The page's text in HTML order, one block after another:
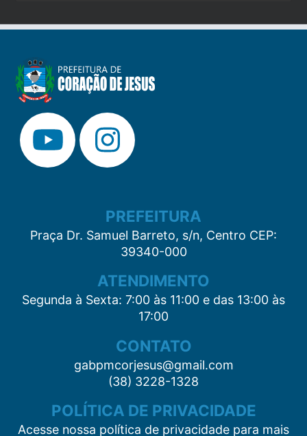
PREFEITURA
Praça Dr. Samuel Barreto, s/n, Centro CEP:
39340-000
ATENDIMENTO
Segunda à Sexta: 7:00 às 11:00 e das 13:00 às
17:00
CONTATO
gabpmcorjesus@gmail.com
(38) 3228-1328
POLÍTICA DE PRIVACIDADE
Acesse nossa política de privacidade para mais